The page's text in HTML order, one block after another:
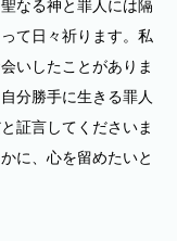
なる神と罪人には隔
て日々祈ります。私
いしたことがありま
分勝手に生きる罪人
証言してくださいま
に、心を留めたいと